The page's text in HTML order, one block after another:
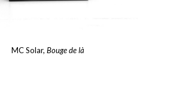
MC Solar, Bouge de là